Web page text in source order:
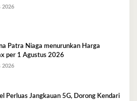
2026
Patra Niaga menurunkan Harga
per 1 Agustus 2026
2026
Perluas Jangkauan 5G, Dorong Kendari